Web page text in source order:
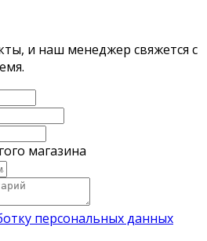
и наш менеджер свяжется с
магазина
персональных данных